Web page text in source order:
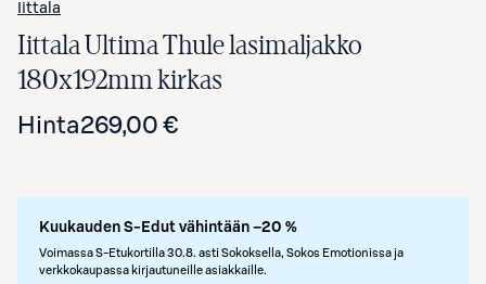
Iittala
Iittala Ultima Thule lasimaljakko
180x192mm kirkas
Hinta269,00 €
Kuukauden S-Edut vähintään –20 %
Voimassa S-Etukortilla 30.8. asti Sokoksella, Sokos Emotionissa ja
verkkokaupassa kirjautuneille asiakkaille.